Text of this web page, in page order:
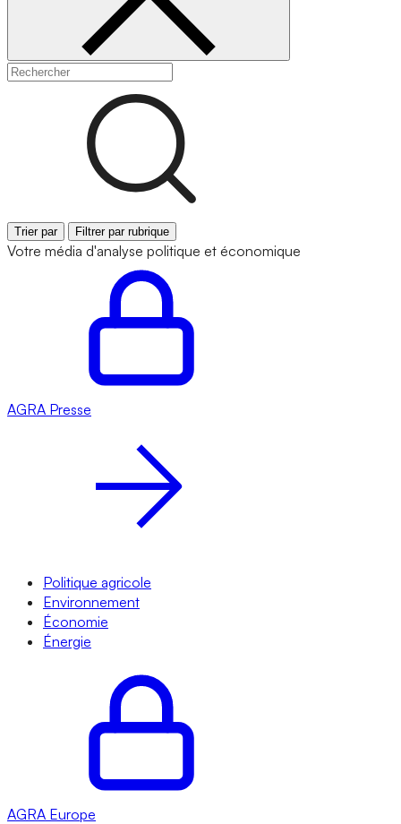
Trier par Filtrer par rubrique
Votre média d'analyse politique et économique
AGRA Presse
Politique agricole
Environnement
Économie
Énergie
AGRA Europe